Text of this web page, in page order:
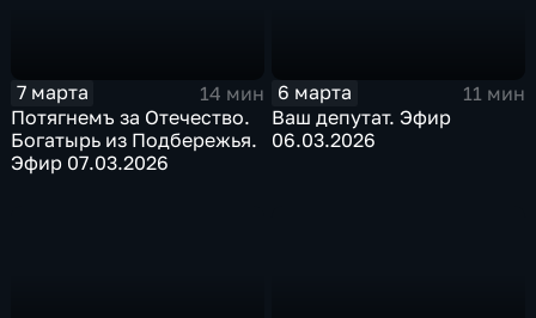
7 марта
14 мин
Потягнемъ за Отечество.
Богатырь из Подбережья.
Эфир 07.03.2026
6 марта
11 мин
Ваш депутат. Эфир
06.03.2026